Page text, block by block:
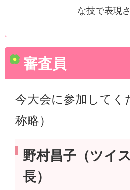
な技で表現
審査員
今大会に参加してく
称略）
野村昌子（ツイ
長）